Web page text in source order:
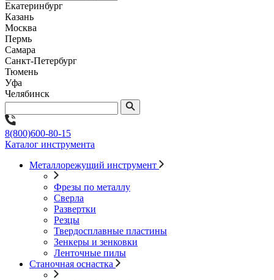
Екатеринбург
Казань
Москва
Пермь
Самара
Санкт-Петербург
Тюмень
Уфа
Челябинск
8(800)600-80-15
Каталог инструмента
Металлорежущий инструмент
Фрезы по металлу
Сверла
Развертки
Резцы
Твердосплавные пластины
Зенкеры и зенковки
Ленточные пилы
Станочная оснастка